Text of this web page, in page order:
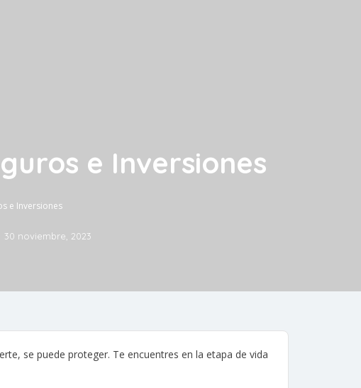
e Inversiones
e Inversiones
30 noviembre, 2023
se puede proteger. Te encuentres en la etapa de vida